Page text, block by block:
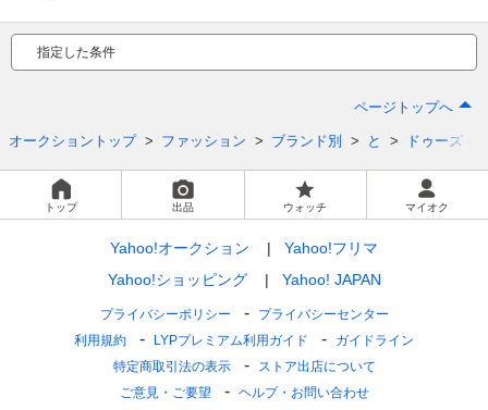
指定した条件
ページトップへ
オークショントップ ファッション ブランド別 と ドゥーズィ
トップ 出品 ウォッチ マイオク
Yahoo!オークション
Yahoo!フリマ
Yahoo!ショッピング
Yahoo! JAPAN
プライバシーポリシー
プライバシーセンター
利用規約
LYPプレミアム利用ガイド
ガイドライン
特定商取引法の表示
ストア出店について
ご意見・ご要望
ヘルプ・お問い合わせ